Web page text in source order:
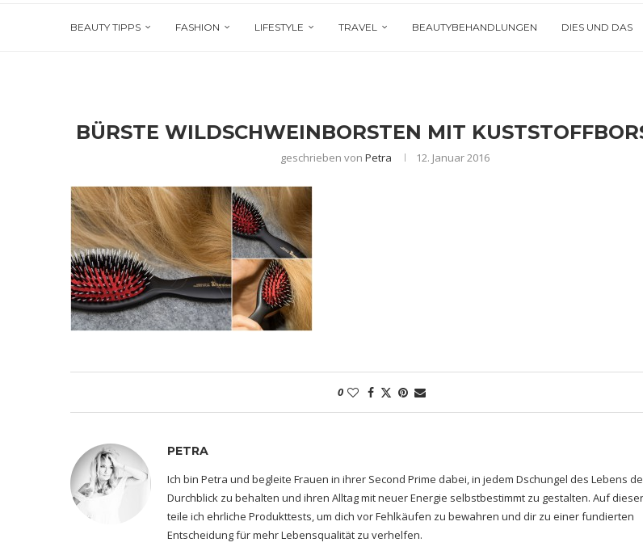
BEAUTY TIPPS FASHION LIFESTYLE TRAVEL BEAUTYBEHANDLUNGEN DIES UND DAS
BÜRSTE WILDSCHWEINBORSTEN MIT
geschrieben vonPetra 12. Januar 2016
0
PETRA
Ich bin Petra und begleite Frauen in ihrer Second Prime dabei, in jedem Dschungel des Lebens
Durchblick zu behalten und ihren Alltag mit neuer Energie selbstbestimmt zu gestalten. Auf
teile ich ehrliche Produkttests, um dich vor Fehlkäufen zu bewahren und dir zu einer fundierten
Entscheidung für mehr Lebensqualität zu verhelfen.